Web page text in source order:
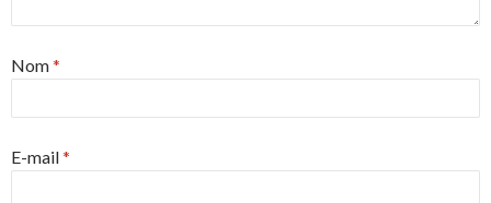
Nom*
E-mail*